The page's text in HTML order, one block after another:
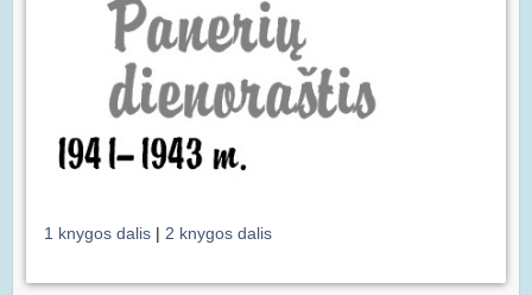
1 knygos dalis | 2 knygos dalis